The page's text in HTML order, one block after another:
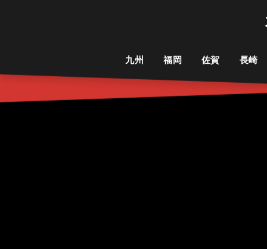
九州 福岡 佐賀 長崎